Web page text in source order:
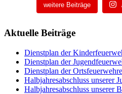
weitere Beiträge
Aktuelle Beiträge
Dienstplan der
Dienstplan der
Dienstplan der
Halbjahresabschluss unserer
Halbjahresabschluss unserer